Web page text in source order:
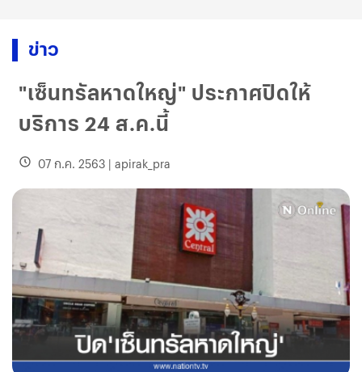
ข่าว
"เซ็นทรัลหาดใหญ่" ประกาศปิดให้
บริการ 24 ส.ค.นี้
07 ก.ค. 2563 | apirak_pra